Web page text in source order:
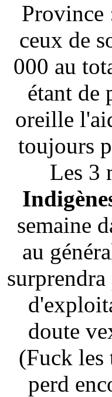
Province
ceux de
000 au
étant de
oreille
toujours
Les 3
semaine
au
surprendra
doute
(Fuck les
perd